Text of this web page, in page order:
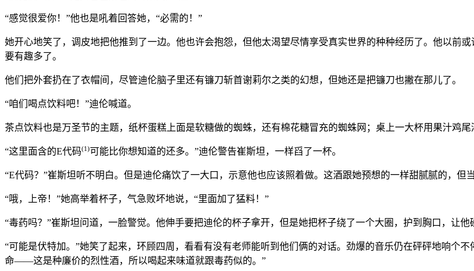
“感觉很爱你！”他也是吼着回答她，“必需的！”
她开心地笑了，调皮地把他推到了一边。他也许会抱怨，但他太渴望尽情享受真实世界的种种经历了。他以前
要有趣多了。
他们把外套扔在了衣帽间，尽管迪伦脑子里还有镰刀斩首谢莉尔之类的幻想，但她还是把镰刀也撇在那儿了。
“咱们喝点饮料吧！”迪伦喊道。
茶点饮料也是万圣节的主题，纸杯蛋糕上面是软糖做的蜘蛛，还有棉花糖冒充的蜘蛛网；桌上一大杯用果汁鸡尾
“这里面含的E代码(1)可能比你想知道的还多。”迪伦警告崔斯坦，一样舀了一杯。
“E代码？”崔斯坦听不明白。但是迪伦痛饮了一大口，示意他也应该照着做。这酒跟她预想的一样甜腻腻的，但
“哦，上帝！”她高举着杯子，气急败坏地说，“里面加了猛料！”
“毒药吗？”崔斯坦问道，一脸警觉。他伸手要把迪伦的杯子拿开，但是她把杯子绕了一个大圈，护到胸口，让他
“可能是伏特加。”她笑了起来，环顾四周，看看有没有老师能听到他们俩的对话。劲爆的音乐仍在砰砰地响个
命——这是种廉价的烈性酒，所以喝起来味道就跟毒药似的。”